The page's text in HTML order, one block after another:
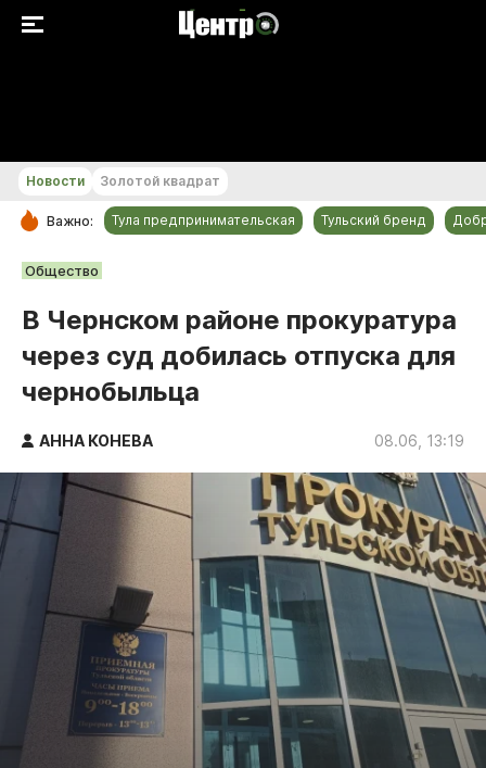
РУБРИКИ
Культура
Происшествия
Спорт
Тульский бренд
Тула предпринимательская
ДоброЦентр
Голодный шпион
Новости Золотой квадрат
Важно: Тула предпринимательская Тульский бренд
Общество
В Чернском районе прокуратура
через суд добилась отпуска для
чернобыльца
АННА КОНЕВА 08.06, 13:19